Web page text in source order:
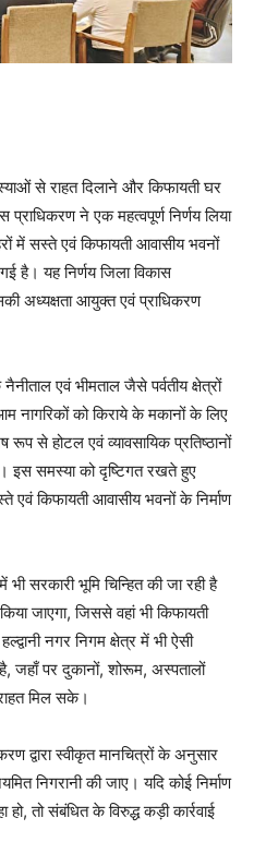
से राहत दिलाने और किफायती घर
ने एक महत्वपूर्ण निर्णय लिया
में सस्ते एवं किफायती आवासीय भवनों
है। यह निर्णय जिला विकास
अध्यक्षता आयुक्त एवं प्राधिकरण
एवं भीमताल जैसे पर्वतीय क्षेत्रों
नागरिकों को किराये के मकानों के लिए
से होटल एवं व्यावसायिक प्रतिष्ठानों
इस समस्या को दृष्टिगत रखते हुए
एवं किफायती आवासीय भवनों के निर्माण
भी सरकारी भूमि चिन्हित की जा रही है
जाएगा, जिससे वहां भी किफायती
नगर निगम क्षेत्र में भी ऐसी
है, जहाँ पर दुकानों, शोरूम, अस्पतालों
मिल सके।
द्वारा स्वीकृत मानचित्रों के अनुसार
निगरानी की जाए। यदि कोई निर्माण
हो, तो संबंधित के विरुद्ध कड़ी कार्रवाई